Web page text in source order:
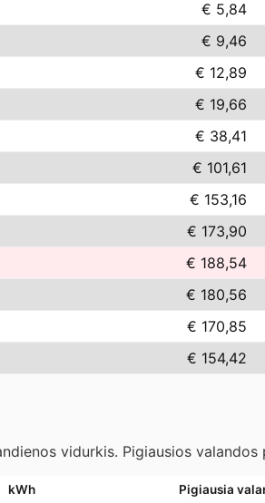
€ 5,84
€ 9,46
€ 12,89
€ 19,66
€ 38,41
€ 101,61
€ 153,16
€ 173,90
€ 188,54
€ 180,56
€ 170,85
€ 154,42
vidurkis. Pigiausios
kWh Pigiausia